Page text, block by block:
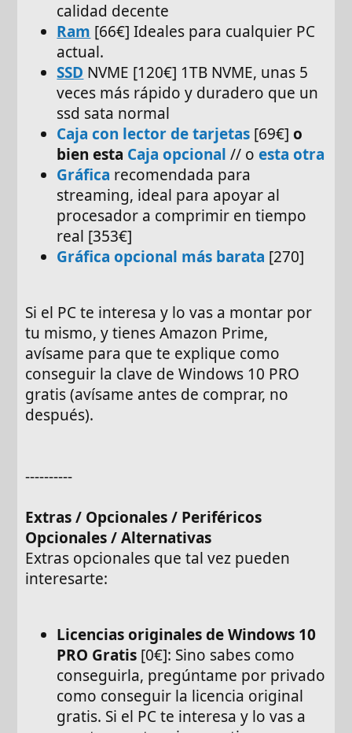
calidad decente
Ram [66€] Ideales para cualquier PC
actual.
SSD NVME [120€] 1TB NVME, unas 5
veces más rápido y duradero que un
ssd sata normal
Caja con lector de tarjetas [69€] o
bien esta Caja opcional // oesta otra
Gráfica recomendada para
streaming, ideal para apoyar al
procesador a comprimir en tiempo
real [353€]
Gráfica opcional más barata [270]
Si el PC te interesa y lo vas a montar por
tu mismo, y tienes Amazon Prime,
avísame para que te explique como
conseguir la clave de Windows 10 PRO
gratis (avísame antes de comprar, no
después).
----------
Extras / Opcionales / Periféricos
Opcionales / Alternativas
Extras opcionales que tal vez pueden
interesarte:
Licencias originales de Windows 10
PRO Gratis [0€]: Sino sabes como
conseguirla, pregúntame por privado
como conseguir la licencia original
gratis. Si el PC te interesa y lo vas a